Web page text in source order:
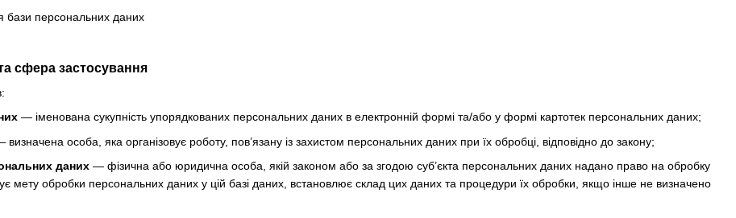
бази персональних даних
сфера застосування
— іменована сукупність упорядкованих персональних даних в електронній формі та/або у формі картотек персональних даних;
визначена особа, яка організовує роботу, пов’язану із захистом персональних даних при їх обробці, відповідно до закону;
даних — фізична або юридична особа, якій законом або за згодою суб’єкта персональних даних надано право на обробку
мету обробки персональних даних у цій базі даних, встановлює склад цих даних та процедури їх обробки, якщо інше не визначено